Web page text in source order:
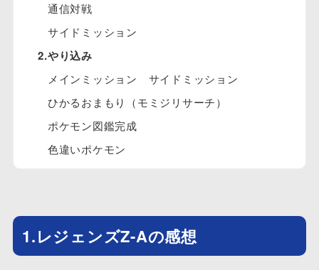
通信対戦
サイドミッション
2.やり込み
メインミッション サイドミッション
ひかるおまもり（モミジリサーチ）
ポケモン図鑑完成
色違いポケモン
1.レジェンズZ-Aの感想